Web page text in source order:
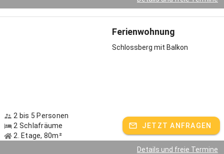
Gastgeber spricht:Deutsch
Ferienwohnung
Schlossberg mit Balkon
2 bis 5 Personen
2 Schlafräume
2. Etage, 80m²
JETZT ANFRAGEN
Details und freie Termine